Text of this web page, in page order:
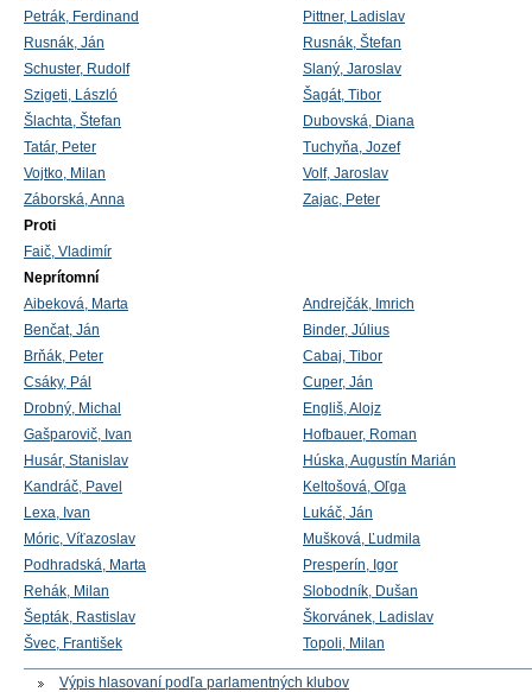
Petrák, Ferdinand
Pittner, Ladislav
Rusnák, Ján
Rusnák, Štefan
Schuster, Rudolf
Slaný, Jaroslav
Szigeti, László
Šagát, Tibor
Šlachta, Štefan
Dubovská, Diana
Tatár, Peter
Tuchyňa, Jozef
Vojtko, Milan
Volf, Jaroslav
Záborská, Anna
Zajac, Peter
Proti
Faič, Vladimír
Neprítomní
Aibeková, Marta
Andrejčák, Imrich
Benčat, Ján
Binder, Július
Brňák, Peter
Cabaj, Tibor
Csáky, Pál
Cuper, Ján
Drobný, Michal
Engliš, Alojz
Gašparovič, Ivan
Hofbauer, Roman
Husár, Stanislav
Húska, Augustín Marián
Kandráč, Pavel
Keltošová, Oľga
Lexa, Ivan
Lukáč, Ján
Móric, Víťazoslav
Mušková, Ľudmila
Podhradská, Marta
Presperín, Igor
Rehák, Milan
Slobodník, Dušan
Šepták, Rastislav
Škorvánek, Ladislav
Švec, František
Topoli, Milan
Výpis hlasovaní podľa parlamentných klubov